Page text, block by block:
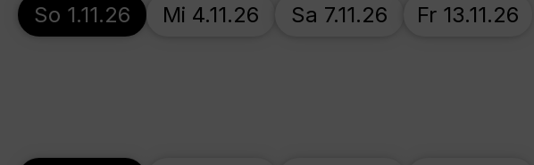
So 1.11.26 Mi 4.11.26 Sa 7.11.26 Fr 13.11.26